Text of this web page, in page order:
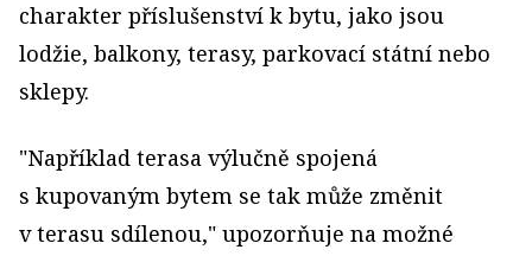
charakter příslušenství k bytu, jako jsou
lodžie, balkony, terasy, parkovací státní nebo
sklepy.
"Například terasa výlučně spojená
s kupovaným bytem se tak může změnit
v terasu sdílenou," upozorňuje na možné